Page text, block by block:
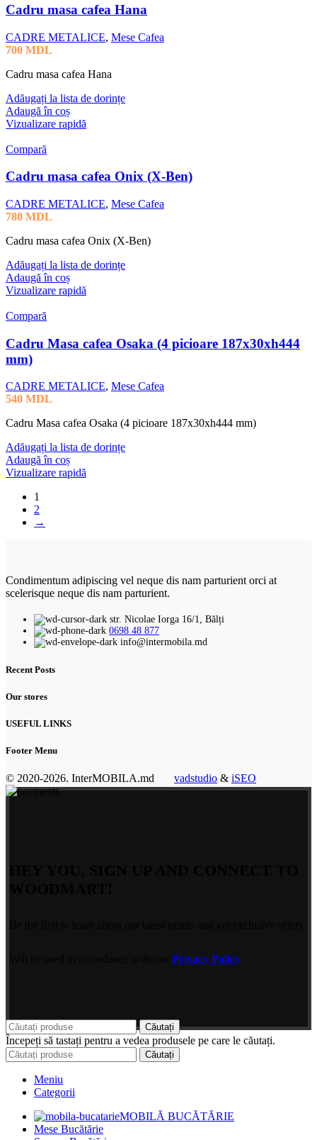
Cadru masa cafea Hana
CADRE METALICE, Mese Cafea
700 MDL
Cadru masa cafea Hana
Adăugați la lista de dorințe
Adaugă în coș
Vizualizare rapidă
Compară
Cadru masa cafea Onix (X-Ben)
CADRE METALICE, Mese Cafea
780 MDL
Cadru masa cafea Onix (X-Ben)
Adăugați la lista de dorințe
Adaugă în coș
Vizualizare rapidă
Compară
Cadru Masa cafea Osaka (4 picioare 187x30xh444
mm)
CADRE METALICE, Mese Cafea
540 MDL
Cadru Masa cafea Osaka (4 picioare 187x30xh444 mm)
Adăugați la lista de dorințe
Adaugă în coș
Vizualizare rapidă
1
2
→
Condimentum adipiscing vel neque dis nam parturient orci at
scelerisque neque dis nam parturient.
str. Nicolae Iorga 16/1, Bălți
0698 48 877
info@intermobila.md
Recent Posts
Our stores
USEFUL LINKS
Footer Menu
© 2020-2026. InterMOBILA.md vadstudio & iSEO
Privacy Policy
Căutați
Începeți să tastați pentru a vedea produsele pe care le căutați.
Căutați
Meniu
Categorii
MOBILĂ BUCĂTĂRIE
Mese Bucătărie